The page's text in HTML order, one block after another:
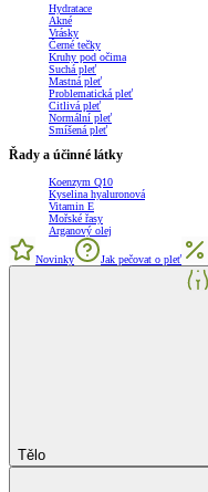
Hydratace
Akné
Vrásky
Černé tečky
Kruhy pod očima
Suchá pleť
Mastná pleť
Problematická pleť
Citlivá pleť
Normální pleť
Smíšená pleť
Řady a účinné látky
Koenzym Q10
Kyselina hyaluronová
Vitamin E
Mořské řasy
Arganový olej
Novinky Jak pečovat o pleť
Tělo